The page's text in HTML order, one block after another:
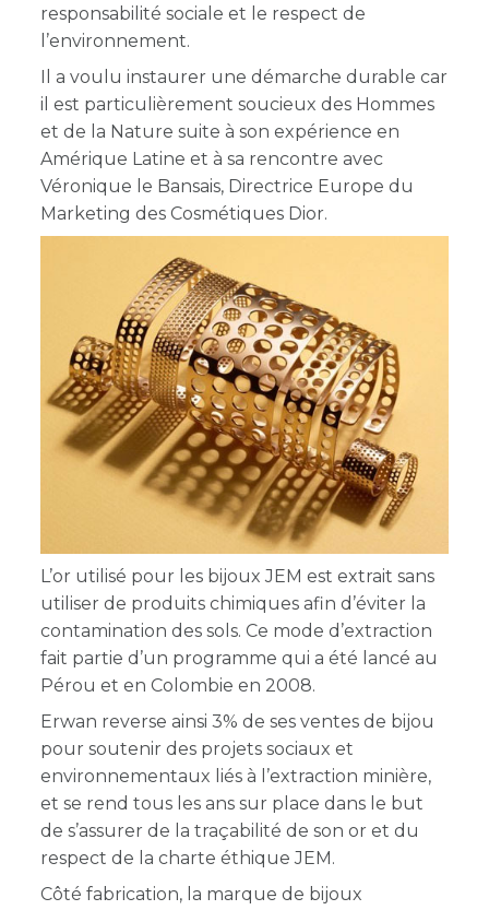
responsabilité sociale et le respect de
l’environnement.
Il a voulu instaurer une démarche durable car
il est particulièrement soucieux des Hommes
et de la Nature suite à son expérience en
Amérique Latine et à sa rencontre avec
Véronique le Bansais, Directrice Europe du
Marketing des Cosmétiques Dior.
L’or utilisé pour les bijoux JEM est extrait sans
utiliser de produits chimiques afin d’éviter la
contamination des sols. Ce mode d’extraction
fait partie d’un programme qui a été lancé au
Pérou et en Colombie en 2008.
Erwan reverse ainsi 3% de ses ventes de bijou
pour soutenir des projets sociaux et
environnementaux liés à l’extraction minière,
et se rend tous les ans sur place dans le but
de s’assurer de la traçabilité de son or et du
respect de la charte éthique JEM.
Côté fabrication, la marque de bijoux